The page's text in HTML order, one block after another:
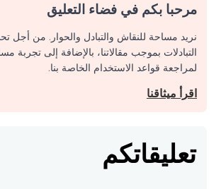
مرحبا بكم في فضاء التعليق
نريد مساحة للنقاش والتبادل والحوار. من أجل
التبادلات بموجب مقالاتنا، بالإضافة إلى تجربة
لمراجعة قواعد الاستخدام الخاصة بنا.
اقرأ ميثاقنا
تعليقاتكم